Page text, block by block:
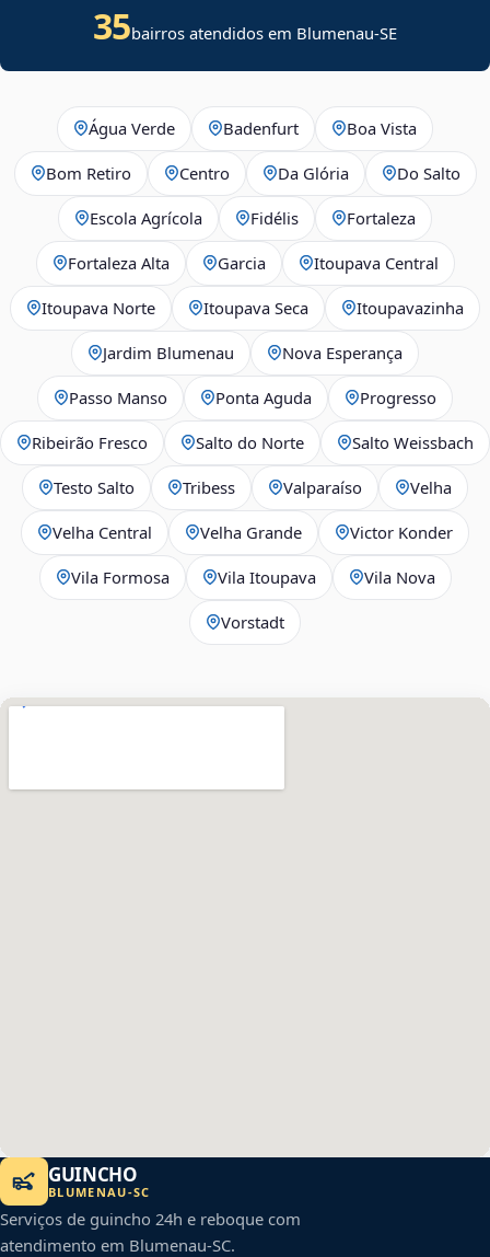
35bairros atendidos em Blumenau-SE
Água Verde Badenfurt Boa Vista
Bom Retiro Centro Da Glória Do Salto
Escola Agrícola Fidélis Fortaleza
Fortaleza Alta Garcia Itoupava Central
Itoupava Norte Itoupava Seca Itoupavazinha
Jardim Blumenau Nova Esperança
Passo Manso Ponta Aguda Progresso
Ribeirão Fresco Salto do Norte Salto Weissbach
Testo Salto Tribess Valparaíso Velha
Velha Central Velha Grande Victor Konder
Vila Formosa Vila Itoupava Vila Nova
Vorstadt
GUINCHO
BLUMENAU-SC
Serviços de guincho 24h e reboque com
atendimento em Blumenau-SC.